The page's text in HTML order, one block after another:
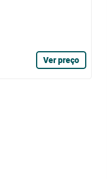
Ver preço